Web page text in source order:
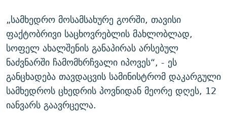
„სამხედრო მოსამსახურე გორში, თავისი
ფაქტობრივი საცხოვრებლის მახლობლად,
სოფელ ახალშენის განაპირას არსებულ
ნაძვნარში ჩამომხრჩვალი იპოვეს“, - ეს
განცხადება თავდაცვის სამინისტრომ დაკარგული
სამხედროს ცხედრის პოვნიდან მეორე დღეს, 12
იანვარს გაავრცელა.